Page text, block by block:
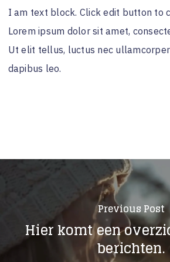
I am text block. Click edit button to
Lorem ipsum dolor sit amet,
Ut elit tellus, luctus nec
dapibus leo.
Previous Post
Hier komt een
berichten.